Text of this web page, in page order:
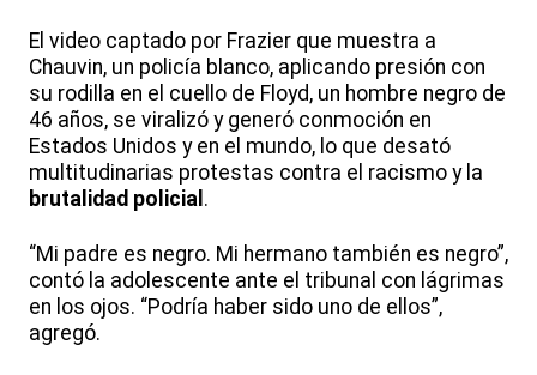
El video captado por Frazier que muestra a
Chauvin, un policía blanco, aplicando presión con
su rodilla en el cuello de Floyd, un hombre negro de
46 años, se viralizó y generó conmoción en
Estados Unidos y en el mundo, lo que desató
multitudinarias protestas contra el racismo y la
brutalidad policial .
“Mi padre es negro. Mi hermano también es negro”,
contó la adolescente ante el tribunal con lágrimas
en los ojos. “Podría haber sido uno de ellos”,
agregó.